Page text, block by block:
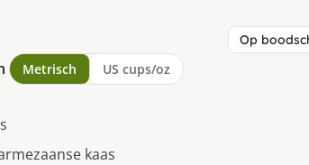
Op
Metrisch US cups/oz
kaas